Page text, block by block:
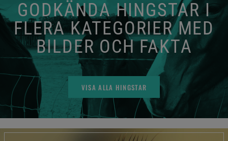
GODKÄNDA HINGSTAR I
FLERA KATEGORIER MED
BILDER OCH FAKTA
VISA ALLA HINGSTAR